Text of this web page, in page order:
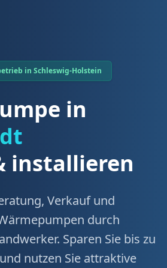
in Schleswig-Holstein
in
installieren
Verkauf und
durch
Sparen Sie bis zu
nutzen Sie attraktive